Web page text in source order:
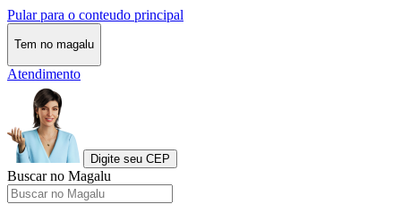
Pular para o conteudo principal
Tem no magalu
Atendimento
Digite seu CEP
Buscar no Magalu